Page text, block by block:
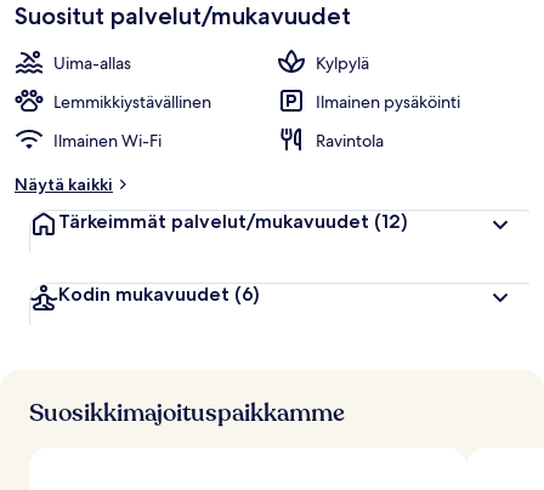
Suositut palvelut/mukavuudet
Uima-allas
Kylpylä
Lemmikkiystävällinen
Ilmainen pysäköinti
Ilmainen Wi-Fi
Ravintola
Näytä kaikki
Tärkeimmät palvelut/mukavuudet (12)
Kodin mukavuudet (6)
Suosikkimajoituspaikkamme